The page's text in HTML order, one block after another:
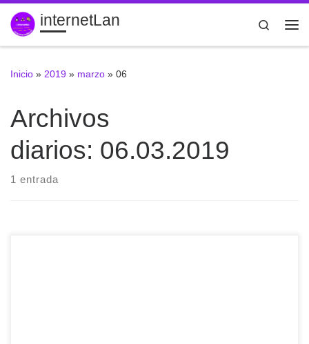
Saltar al contenido
internetLan
Search
Inicio » 2019 » marzo » 06
Archivos
diarios: 06.03.2019
1 entrada